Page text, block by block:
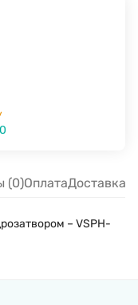
(0)ОплатаДоставка
– VSPH-